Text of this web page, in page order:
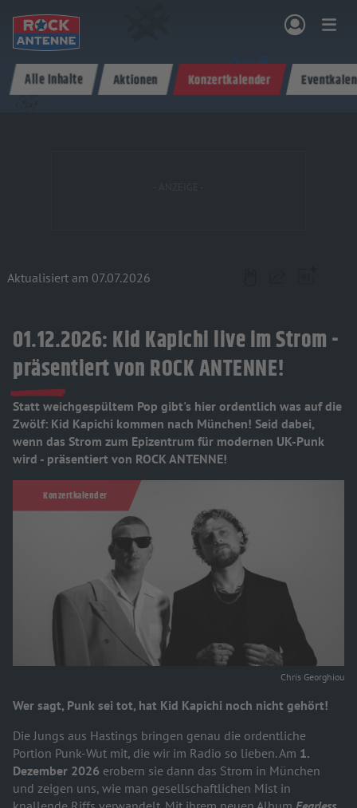
& PROGRAMM AKTIONEN & KONZERTE MUSIK ROCKCOMMUNITY SHOPPEN
Alle Inhalte Aktionen Konzertkalender
Aktualisiert am 07.07.2026
01.12.2026: Kid Kapichi live im Strom -
präsentiert von ROCK ANTENNE!
Statt weichgespültem Pop gibt's hier ordentlich was auf die
Zwölf: Kid Kapichi kommen nach München! Seid dabei,
wenn das Strom zum Epizentrum für modernen UK-Punk
wird - präsentiert von ROCK ANTENNE!
Konzertkalender
Chris Georghiou
Wer sagt, Punk sei tot, hat Kid Kapichi noch nicht gehört!
Die Jungs aus Hastings bringen genau die ordentliche
Portion Punk-Wut mit, die wir im Radio so lieben. Am 1.
Dezember 2026 erobern sie dann das Strom in München
und zeigen uns, wie man gesellschaftlichen Mist in